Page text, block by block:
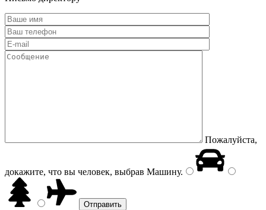
Пожалуйста,
докажите, что вы человек, выбрав Машину.